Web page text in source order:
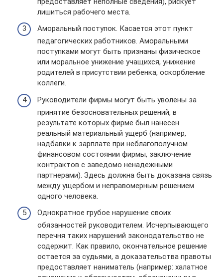
лишиться рабочего места.
Аморальный поступок. Касается этот пункт
педагогических работников. Аморальными
поступками могут быть признаны физическое
или моральное унижение учащихся, унижение
родителей в присутствии ребенка, оскорбление
коллеги.
Руководители фирмы могут быть уволены за
принятие безосновательных решений, в
результате которых фирме был нанесен
реальный материальный ущерб (например,
надбавки к зарплате при неблагополучном
финансовом состоянии фирмы, заключение
контрактов с заведомо ненадежными
партнерами). Здесь должна быть доказана связь
между ущербом и неправомерным решением
одного человека.
Однократное грубое нарушение своих
обязанностей руководителем. Исчерпывающего
перечня таких нарушений законодательство не
содержит. Как правило, окончательное решение
остается за судьями, а доказательства правоты
предоставляет наниматель (например: халатное